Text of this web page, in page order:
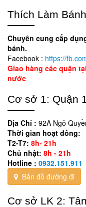
Thích Làm Bánh
Chuyên cung cấp
bánh.
Facebook : https://
Giao hàng các quận
nước
Cơ sở 1: Quận
Địa Chỉ : 92A Ngô
Thời gian hoạt đông:
T2-T7: 8h- 21h
Chủ nhật: 8h - 21h
Hotline : 0932.151.911
Bản đồ đường đi
Cơ sở LK 2: